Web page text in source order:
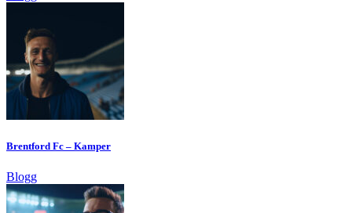
Brentford Fc – Kamper
Blogg